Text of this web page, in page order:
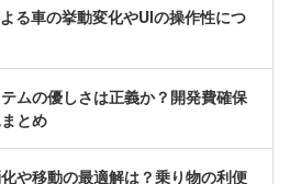
る車の挙動変化やUIの操作性につ
ムの優しさは正義か？開発費確保
とめ
や移動の最適解は？乗り物の利便